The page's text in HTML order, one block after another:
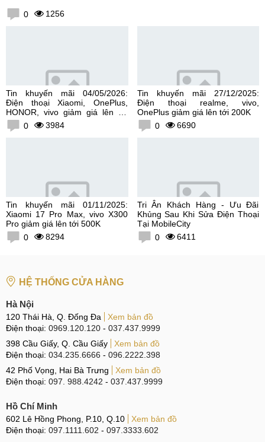
0 1256
Tin khuyến mãi 04/05/2026:
Điện thoại Xiaomi, OnePlus,
HONOR, vivo giảm giá lên tới
300K0 3984
Tin khuyến mãi 27/12/2025:
Điện thoại realme, vivo,
OnePlus giảm giá lên tới 200K
0
6690
Tin khuyến mãi 01/11/2025:
Xiaomi 17 Pro Max, vivo X300
Pro giảm giá lên tới 500K
0
8294
Tri Ân Khách Hàng - Ưu Đãi
Khủng Sau Khi Sửa Điện Thoại
Tại MobileCity
0
6411
HỆ THỐNG CỬA HÀNG
Hà Nội
120 Thái Hà, Q. Đống Đa
Xem bản đồ
Điện thoại: 0969.120.120 - 037.437.9999
398 Cầu Giấy, Q. Cầu Giấy
Xem bản đồ
Điện thoại: 034.235.6666 - 096.2222.398
42 Phố Vọng, Hai Bà Trưng
Xem bản đồ
Điện thoại: 097. 988.4242 - 037.437.9999
Hồ Chí Minh
602 Lê Hồng Phong, P.10, Q.10
Xem bản đồ
Điện thoại: 097.1111.602 - 097.3333.602